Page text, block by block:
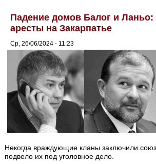
Падение домов Балог и
аресты на Закарпатье
Ср, 26/06/2024 - 11:23
Некогда враждующие кланы заключили
подвело их под уголовное дело.